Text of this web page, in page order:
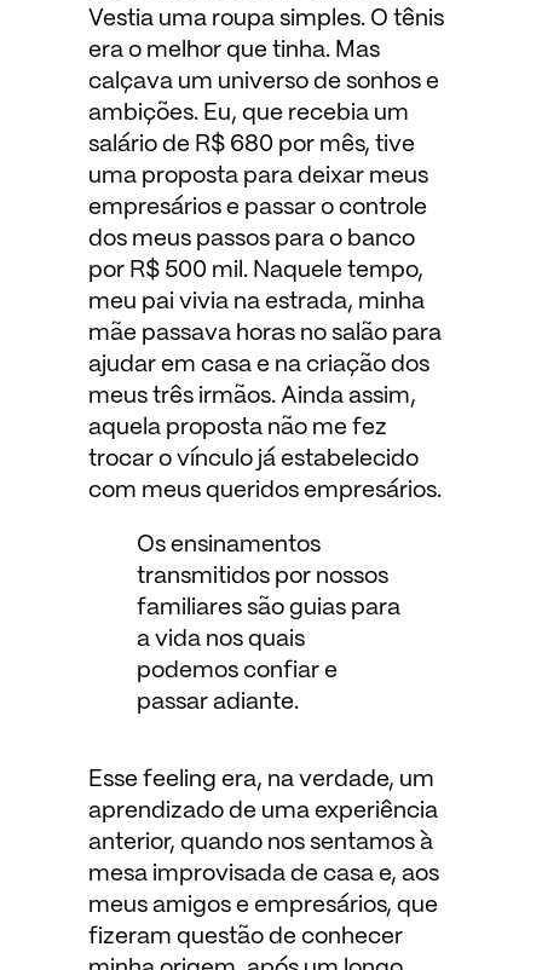
Vestia uma roupa simples. O tênis
era o melhor que tinha. Mas
calçava um universo de sonhos e
ambições. Eu, que recebia um
salário de R$ 680 por mês, tive
uma proposta para deixar meus
empresários e passar o controle
dos meus passos para o banco
por R$ 500 mil. Naquele tempo,
meu pai vivia na estrada, minha
mãe passava horas no salão para
ajudar em casa e na criação dos
meus três irmãos. Ainda assim,
aquela proposta não me fez
trocar o vínculo já estabelecido
com meus queridos empresários.
Os ensinamentos
transmitidos por nossos
familiares são guias para
a vida nos quais
podemos confiar e
passar adiante.
Esse feeling era, na verdade, um
aprendizado de uma experiência
anterior, quando nos sentamos à
mesa improvisada de casa e, aos
meus amigos e empresários, que
fizeram questão de conhecer